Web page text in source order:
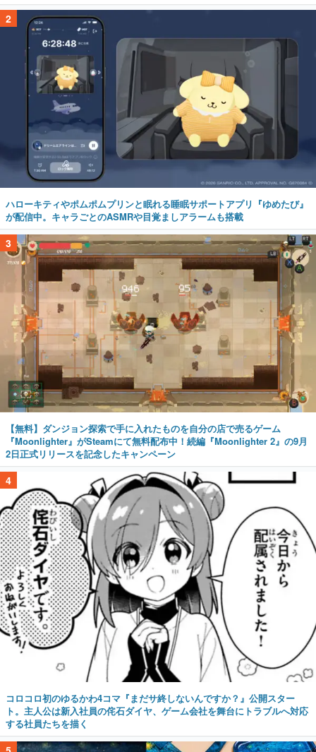
2
ハローキティやポムポムプリンと眠れる睡眠サポートアプリ『ゆめたび』
が配信中。キャラごとのASMRや目覚ましアラームも搭載
3
【無料】ダンジョン探索で手に入れたものを自分の店で売るゲーム
『Moonlighter』がSteamにて無料配布中！続編『Moonlighter 2』の9月
2日正式リリースを記念したキャンペーン
4
コロコロ初のゆるかわ4コマ『まだサ終しないんですか？』公開スター
ト。主人公は新入社員の侘石ダイヤ、ゲーム会社を舞台にトラブルへ対応
する社員たちを描く